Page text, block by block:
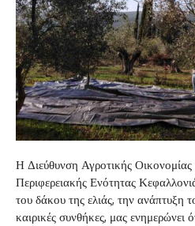
Η Διεύθυνση Αγροτικής Οικονομίας
Περιφερειακής Ενότητας
του δάκου της ελιάς, την ανάπτυξη
καιρικές συνθήκες, μας ενημερώνει